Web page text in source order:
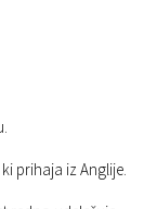
prihaja iz Anglije.